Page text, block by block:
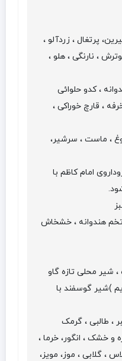
پرتغال ، زردآلو ،
، نارنگی ، هلو ،
، کدو حلوائی
، قارچ خوراکی ،
، ماست ، سرشیر،
امام کاظم با
هندوانه ، خشخاش
شیر محلی تازه گاو
)شیر گوسفند با
، طالبی ، گرمک
و خشک ، انگور، خرما ،
گلابی ، موز، مویز،